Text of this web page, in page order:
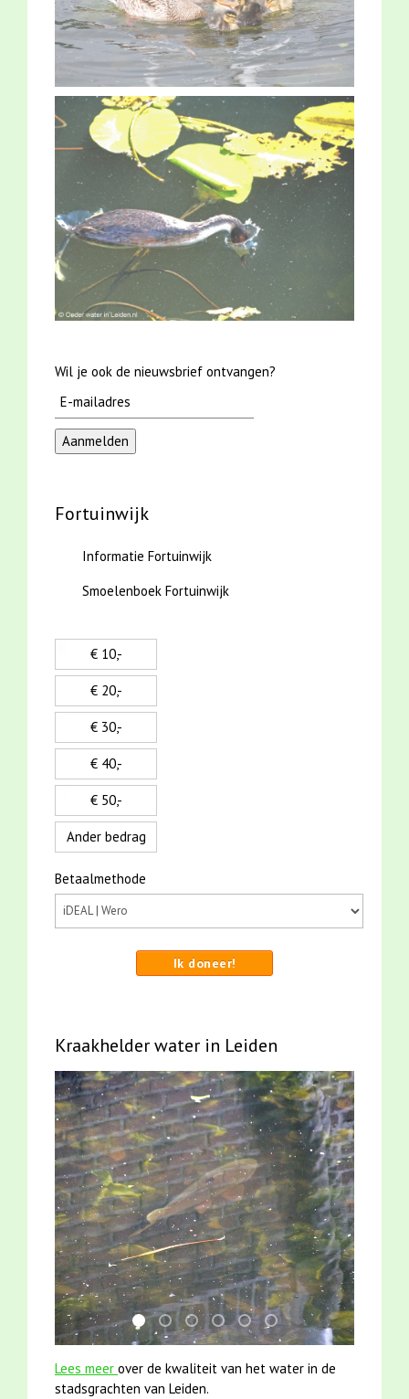
Wil je ook de nieuwsbrief ontvangen?
Fortuinwijk
Informatie Fortuinwijk
Smoelenboek Fortuinwijk
€ 10,-
€ 20,-
€ 30,-
€ 40,-
€ 50,-
Ander bedrag
Betaalmethode
Ik doneer!
Kraakhelder water in Leiden
karper met kattenklimtouw
jun2021 28 brasem en rietvoorns 4a
smoelenboek fifi en karper
jun2021 zaklv 5 snoekje MOOI
mei2021 1 snoekje elly
mei2021
Lees meer over de kwaliteit van het water in de
stadsgrachten van Leiden.